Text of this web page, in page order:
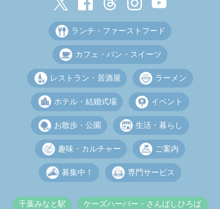
ランチ・ファーストフード
カフェ・パン・スイーツ
レストラン・居酒屋 ラーメン
ホテル・結婚式場 イベント
お散歩・公園 生活・暮らし
趣味・カルチャー ご案内
募集中！ 専門サービス
千葉みなと駅 ケーズハーバー・さんばしひろば